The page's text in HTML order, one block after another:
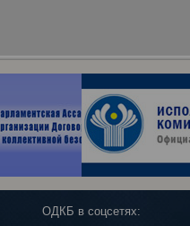
ОДКБ в соцсетях: